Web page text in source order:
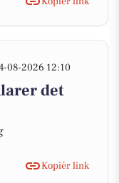
08-2026 12:10
det
Kopiér link